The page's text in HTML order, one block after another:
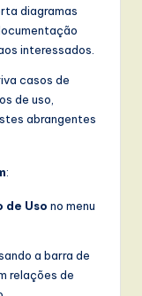
diagramas
interessados.
casos de
de uso,
abrangentes
:
de Uso no menu
a barra de
relações de